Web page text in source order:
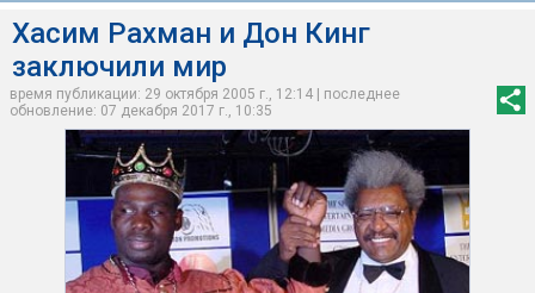
Хасим Рахман и Дон Кинг
заключили мир
время публикации: 29 октября 2005 г., 12:14 | последнее
обновление: 07 декабря 2017 г., 10:35